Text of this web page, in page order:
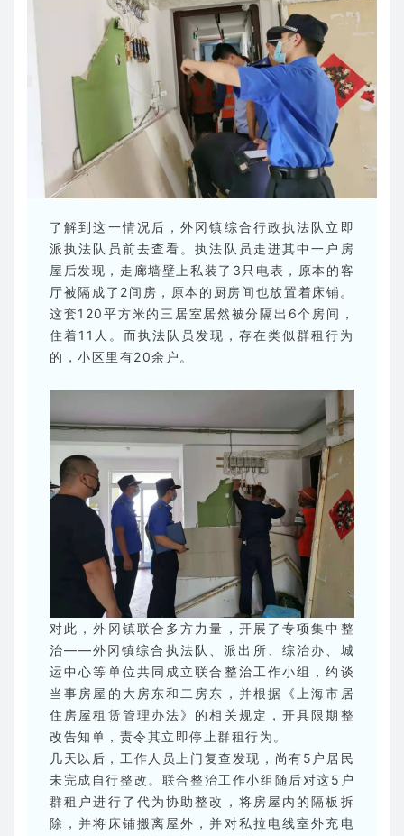
了解到这一情况后，外冈镇综合行政执法队立即
派执法队员前去查看。执法队员走进其中一户房
屋后发现，走廊墙壁上私装了3只电表，原本的客
厅被隔成了2间房，原本的厨房间也放置着床铺。
这套120平方米的三居室居然被分隔出6个房间，
住着11人。而执法队员发现，存在类似群租行为
的，小区里有20余户。
对此，外冈镇联合多方力量，开展了专项集中整
治——外冈镇综合执法队、派出所、综治办、城
运中心等单位共同成立联合整治工作小组，约谈
当事房屋的大房东和二房东，并根据《上海市居
住房屋租赁管理办法》的相关规定，开具限期整
改告知单，责令其立即停止群租行为。
几天以后，工作人员上门复查发现，尚有5户居民
未完成自行整改。联合整治工作小组随后对这5户
群租户进行了代为协助整改，将房屋内的隔板拆
除，并将床铺搬离屋外，并对私拉电线室外充电